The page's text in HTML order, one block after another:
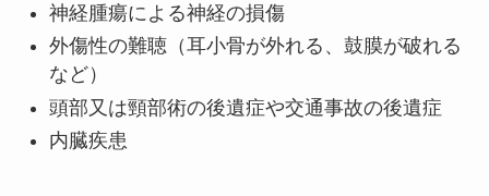
神経腫瘍による神経の損傷
外傷性の難聴（耳小骨が外れる、鼓膜が破れる
など）
頭部又は頸部術の後遺症や交通事故の後遺症
内臓疾患